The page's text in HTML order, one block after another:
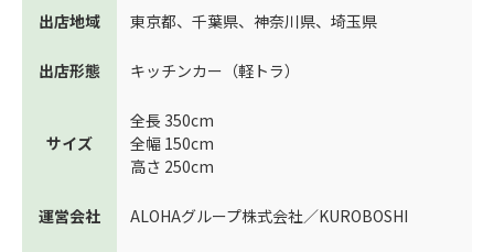
出店地域 東京都、 千葉県、 神奈川県、 埼玉県
出店形態 キッチンカー（軽トラ）
サイズ
全長 350cm
全幅 150cm
高さ 250cm
運営会社 ALOHAグループ株式会社／KUROBOSHI